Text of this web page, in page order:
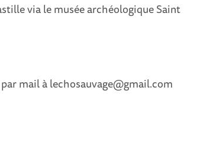
via le musée archéologique Saint
mail à lechosauvage@gmail.com